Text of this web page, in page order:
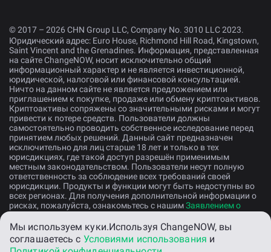
© 2017 – 2026 CHN Group LLC, Company No. 3010 LLC 2023.
Юридический адрес: Euro House, Richmond Hill Road, Kingstown,
Saint Vincent and the Grenadines. Информация, представленная
на сайте ChangeNOW, носит исключительно общий
информационный характер и не является инвестиционной,
юридической, налоговой или финансовой консультацией.
Ничто на данном сайте не является предложением или
приглашением к покупке, продаже или обмену криптоактивов.
Криптоактивы сопряжены со значительными рисками и могут
привести к потере средств. Пользователи должны
самостоятельно проводить собственное исследование перед
принятием любых решений. Данный сайт предназначен
исключительно для лиц старше 18 лет и только в тех
юрисдикциях, где такой доступ разрешён применимым
местным законодательством. Пользователи несут полную
ответственность за соблюдение всех требований своей
юрисдикции. Продукты и функции могут быть недоступны во
всех регионах. Для получения дополнительной информации о
рисках, пожалуйста, ознакомьтесь с нашимЗаявлением о
Русский
Мы используем куки.Используя ChangeNOW, вы
соглашаетесь с Условиями использования и